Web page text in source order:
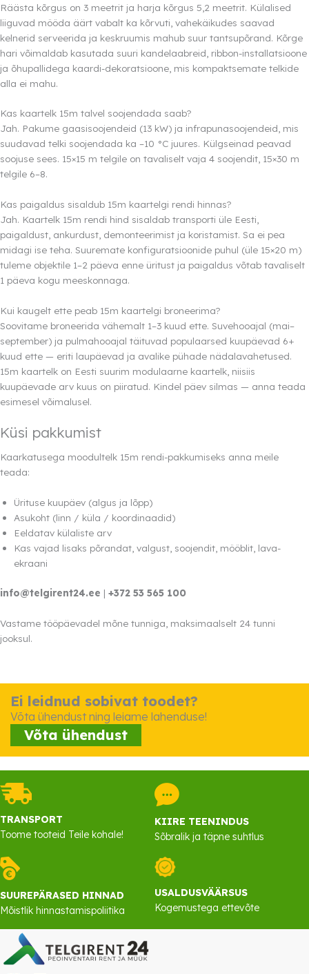
Räästa kõrgus on 3 meetrit ja harja kõrgus 5,2 meetrit. Külalised
liiguvad mööda äärt vabalt ka kõrvuti, vahekäikudes saavad
kelnerid serveerida ja keskruumis mahub suur tantsupõrand. Kõrge
hari võimaldab kasutada suuri kandelaabreid, ribbon-installatsioone
ja õhupallidega kaardi-dekoratsioone, mis kompaktsemate telkide
alla ei mahu.
Kas kaartelk 15m talvel soojendada saab?
Jah. Pakume gaasisoojendeid (13 kW) ja infrapunasoojendeid, mis
suudavad telki soojendada ka –10 °C juures. Külgseinad peavad
soojuse sees. 15×15 m telgile on tavaliselt vaja 4 soojendit, 15×30 m
telgile 6–8.
Kas paigaldus sisaldub 15m kaartelgi rendi hinnas?
Jah. Kaartelk 15m rendi hind sisaldab transporti üle Eesti,
paigaldust, ankurdust, demonteerimist ja koristamist. Sa ei pea
midagi ise teha. Suuremate konfiguratsioonide puhul (üle 15×20 m)
tuleme objektile 1–2 päeva enne üritust ja paigaldus võtab tavaliselt
1 päeva kogu meeskonnaga.
Kui kaugelt ette peab 15m kaartelgi broneerima?
Soovitame broneerida vähemalt 1–3 kuud ette. Suvehooajal (mai–
september) ja pulmahooajal täituvad populaarsed kuupäevad 6+
kuud ette — eriti laupäevad ja avalike pühade nädalavahetused.
15m kaartelk on Eesti suurim modulaarne kaartelk, niisiis
kuupäevade arv kuus on piiratud. Kindel päev silmas — anna teada
esimesel võimalusel.
Küsi pakkumist
Kaarkatusega moodultelk 15m rendi-pakkumiseks anna meile
teada:
Ürituse kuupäev (algus ja lõpp)
Asukoht (linn / küla / koordinaadid)
Eeldatav külaliste arv
Kas vajad lisaks põrandat, valgust, soojendit, mööblit, lava-
ekraani
info@telgirent24.ee | +372 53 565 100
Vastame tööpäevadel mõne tunniga, maksimaalselt 24 tunni
jooksul.
Ei leidnud sobivat toodet?
Võta ühendust ning leiame lahenduse!
Võta ühendust
TRANSPORT
Toome tooteid Teile kohale!
KIIRE TEENINDUS
Sõbralik ja täpne suhtlus
SUUREPÄRASED HINNAD
Mõistlik hinnastamispoliitika
USALDUSVÄÄRSUS
Kogemustega ettevõte